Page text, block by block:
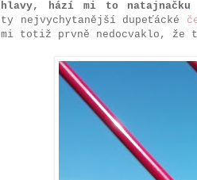
hlavy, hází mi to
ty nejvychytanější dupeťácké
mi totiž prvně nedocvaklo,